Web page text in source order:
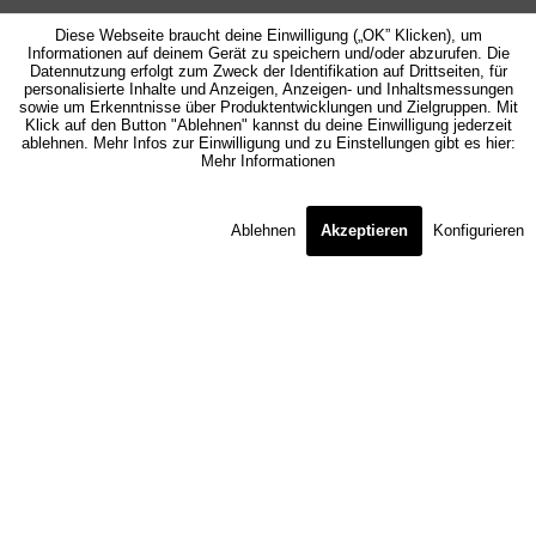
Diese Webseite braucht deine Einwilligung („OK” Klicken), um
Informationen auf deinem Gerät zu speichern und/oder abzurufen. Die
Datennutzung erfolgt zum Zweck der Identifikation auf Drittseiten, für
personalisierte Inhalte und Anzeigen, Anzeigen- und Inhaltsmessungen
sowie um Erkenntnisse über Produktentwicklungen und Zielgruppen. Mit
Klick auf den Button "Ablehnen" kannst du deine Einwilligung jederzeit
ablehnen. Mehr Infos zur Einwilligung und zu Einstellungen gibt es hier:
Mehr Informationen
Ablehnen Akzeptieren Konfigurieren